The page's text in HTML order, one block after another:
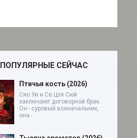
ПОПУЛЯРНЫЕ СЕЙЧАС
Птичья кость (2026)
Сяо Уи и Се Цзя Сюй
заключают договорной брак.
Он - суровый военачальник,
она -